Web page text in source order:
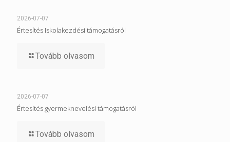
2026-07-07
Értesítés Iskolakezdési támogatásról
Tovább olvasom
2026-07-07
Értesítés gyermeknevelési támogatásról
Tovább olvasom